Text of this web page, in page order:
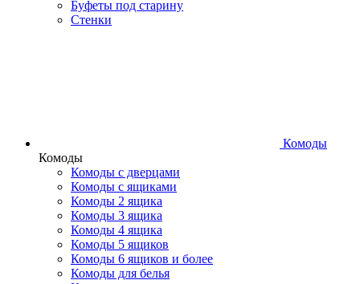
Буфеты под старину
Стенки
Комоды
Комоды
Комоды с дверцами
Комоды с ящиками
Комоды 2 ящика
Комоды 3 ящика
Комоды 4 ящика
Комоды 5 ящиков
Комоды 6 ящиков и более
Комоды для белья